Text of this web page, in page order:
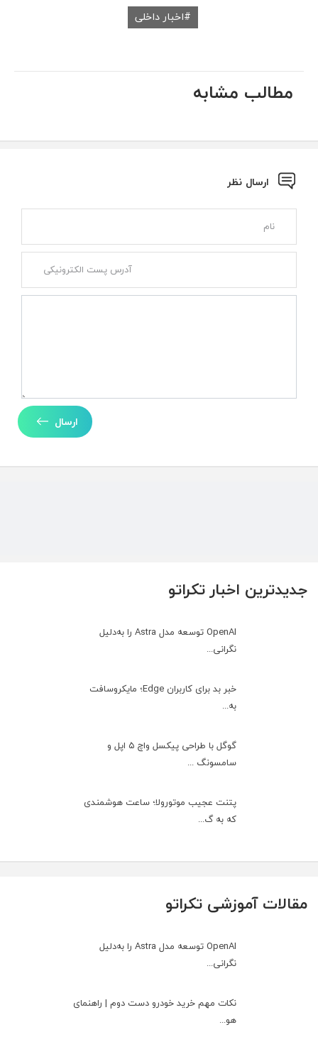
جدیدترین اخبار تکراتو
OpenAI توسعه مدل Astra را به‌دلیل
نگرانی...
خبر بد برای کاربران Edge؛ مایکروسافت
به‌...
گوگل با طراحی پیکسل واچ ۵ اپل و
سامسونگ ...
پتنت عجیب موتورولا؛ ساعت هوشمندی
که به گ...
اخبار داخلی
مطالب مشابه
ارسال نظر
ارسال
مقالات آموزشی تکراتو
OpenAI توسعه مدل Astra را به‌دلیل
نگرانی...
نکات مهم خرید خودرو دست دوم | راهنمای
هو...